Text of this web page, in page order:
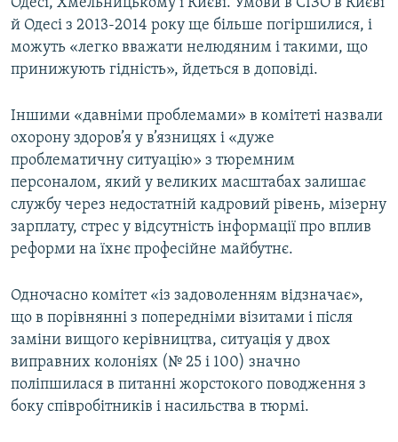
Одесі, Хмельницькому і Києві. Умови в СІЗО в Києві
й Одесі з 2013-2014 року ще більше погіршилися, і
можуть «легко вважати нелюдяним і такими, що
принижують гідність», йдеться в доповіді.
Іншими «давніми проблемами» в комітеті назвали
охорону здоров’я у в’язницях і «дуже
проблематичну ситуацію» з тюремним
персоналом, який у великих масштабах залишає
службу через недостатній кадровий рівень, мізерну
зарплату, стрес у відсутність інформації про вплив
реформи на їхнє професійне майбутнє.
Одночасно комітет «із задоволенням відзначає»,
що в порівнянні з попередніми візитами і після
заміни вищого керівництва, ситуація у двох
виправних колоніях (№ 25 і 100) значно
поліпшилася в питанні жорстокого поводження з
боку співробітників і насильства в тюрмі.